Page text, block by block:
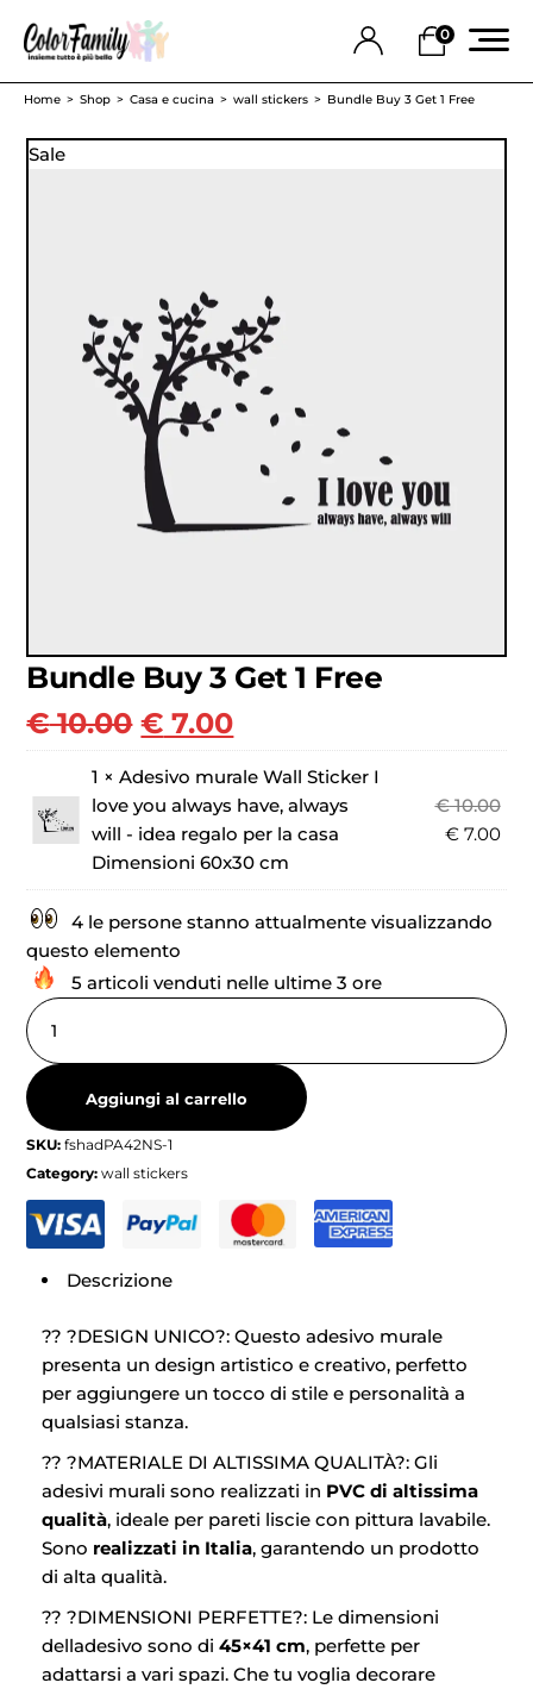
0
Home Shop Casa e cucina wall stickers Bundle Buy 3 Get 1 Free
Sale
Bundle Buy 3 Get 1 Free
€10.00 € 7.00
1 ×Adesivo murale Wall Sticker I
love you always have, always
will - idea regalo per la casa
Dimensioni 60x30 cm
€10.00
€7.00
4 le persone stanno attualmente visualizzando
questo elemento
5 articoli venduti nelle ultime 3 ore
Aggiungi al carrello
SKU:fshadPA42NS-1
Category:wall stickers
Descrizione
?? ?DESIGN UNICO?: Questo adesivo murale
presenta un design artistico e creativo, perfetto
per aggiungere un tocco di stile e personalità a
qualsiasi stanza.
?? ?MATERIALE DI ALTISSIMA QUALITÀ?: Gli
adesivi murali sono realizzati in PVC di altissima
qualità, ideale per pareti liscie con pittura lavabile.
Sono realizzati in Italia, garantendo un prodotto
di alta qualità.
?? ?DIMENSIONI PERFETTE?: Le dimensioni
delladesivo sono di 45×41 cm, perfette per
adattarsi a vari spazi. Che tu voglia decorare